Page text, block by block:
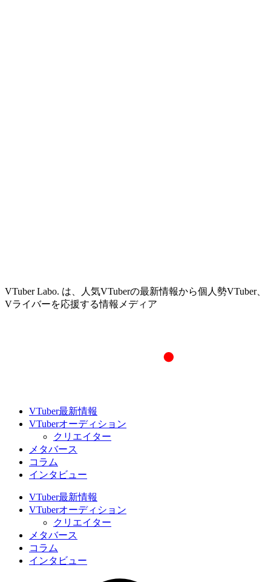
VTuber Labo. は、人気VTuberの最新情報から個人勢VTuber、
Vライバーを応援する情報メディア
VTuber最新情報
VTuberオーディション
クリエイター
メタバース
コラム
インタビュー
VTuber最新情報
VTuberオーディション
クリエイター
メタバース
コラム
インタビュー